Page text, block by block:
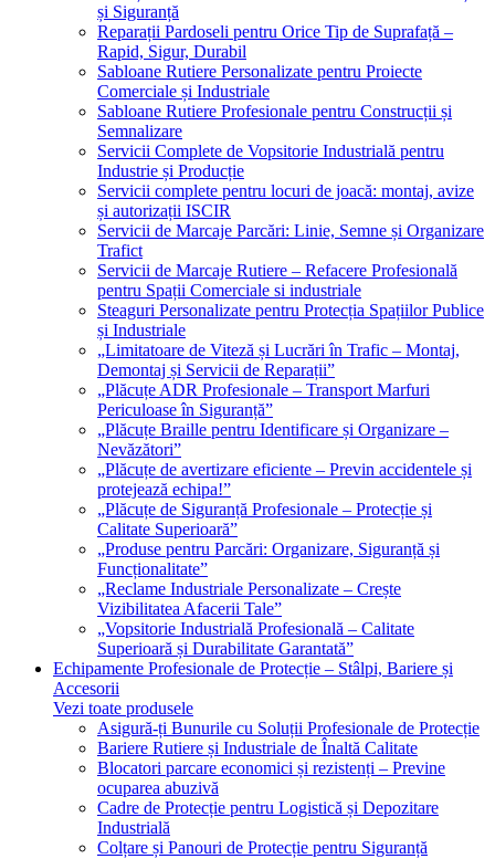
și Siguranță
Reparații Pardoseli pentru Orice Tip de Suprafață –
Rapid, Sigur, Durabil
Sabloane Rutiere Personalizate pentru Proiecte
Comerciale și Industriale
Sabloane Rutiere Profesionale pentru Construcții și
Semnalizare
Servicii Complete de Vopsitorie Industrială pentru
Industrie și Producție
Servicii complete pentru locuri de joacă: montaj, avize
și autorizații ISCIR
Servicii de Marcaje Parcări: Linie, Semne și Organizare
Trafict
Servicii de Marcaje Rutiere – Refacere Profesională
pentru Spații Comerciale si industriale
Steaguri Personalizate pentru Protecția Spațiilor Publice
și Industriale
„Limitatoare de Viteză și Lucrări în Trafic – Montaj,
Demontaj și Servicii de Reparații”
„Plăcuțe ADR Profesionale – Transport Marfuri
Periculoase în Siguranță”
„Plăcuțe Braille pentru Identificare și Organizare –
Nevăzători”
„Plăcuțe de avertizare eficiente – Previn accidentele și
protejează echipa!”
„Plăcuțe de Siguranță Profesionale – Protecție și
Calitate Superioară”
„Produse pentru Parcări: Organizare, Siguranță și
Funcționalitate”
„Reclame Industriale Personalizate – Crește
Vizibilitatea Afacerii Tale”
„Vopsitorie Industrială Profesională – Calitate
Superioară și Durabilitate Garantată”
Echipamente Profesionale de Protecție – Stâlpi, Bariere și
Accesorii
Vezi toate produsele
Asigură-ți Bunurile cu Soluții Profesionale de Protecție
Bariere Rutiere și Industriale de Înaltă Calitate
Blocatori parcare economici și rezistenți – Previne
ocuparea abuzivă
Cadre de Protecție pentru Logistică și Depozitare
Industrială
Colțare și Panouri de Protecție pentru Siguranță